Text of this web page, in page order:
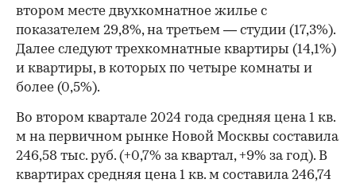
втором месте двухкомнатное жилье с
показателем 29,8%, на третьем — студии (17,3%).
Далее следуют трехкомнатные квартиры (14,1%)
и квартиры, в которых по четыре комнаты и
более (0,5%).
Во втором квартале 2024 года средняя цена 1 кв.
м на первичном рынке Новой Москвы составила
246,58 тыс. руб. (+0,7% за квартал, +9% за год). В
квартирах средняя цена 1 кв. м составила 246,74